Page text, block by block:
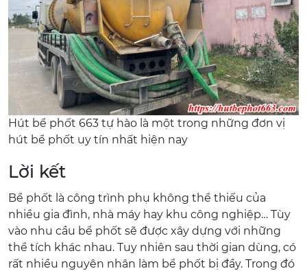
Hút bể phốt 663 tự hào là một trong những đơn vị
hút bể phốt uy tín nhất hiện nay
Lời kết
Bể phốt là công trình phụ không thể thiếu của
nhiều gia đình, nhà máy hay khu công nghiệp… Tùy
vào nhu cầu bể phốt sẽ được xây dựng với những
thể tích khác nhau. Tuy nhiên sau thời gian dùng, có
rất nhiều nguyên nhân làm bể phốt bị đầy. Trong đó